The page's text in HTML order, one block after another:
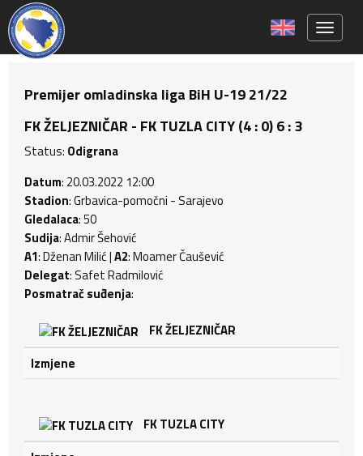
Premijer omladinska liga BiH U-19 21/22
FK ŽELJEZNIČAR - FK TUZLA CITY (4 : 0) 6 : 3
Status: Odigrana
Datum: 20.03.2022 12:00
Stadion: Grbavica-pomočni - Sarajevo
Gledalaca: 50
Sudija: Admir Šehović
A1: Dženan Milić |A2: Moamer Čaušević
Delegat: Safet Radmilović
Posmatrač suđenja:
FK ŽELJEZNIČAR
Izmjene
FK TUZLA CITY